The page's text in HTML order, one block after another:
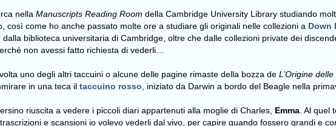
nella Manuscripts Reading Room della Cambridge University Library studiando
così come ho anche passato molte ore a studiare gli originali nelle collezioni a Down
biblioteca universitaria di Cambridge, oltre che dalle collezioni private dei
non avessi fatto richiesta di vederli…
uno degli altri taccuini o alcune delle pagine rimaste della bozza de L’Origine delle
in una teca il taccuino rosso , iniziato da Darwin a bordo del Beagle nella
riuscita a vedere i piccoli diari appartenuti alla moglie di Charles, Emma . Al
e scansioni io volevo vederli dal vivo, per capire quando fossero grandi e